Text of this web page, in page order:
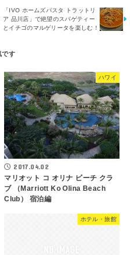
「IVO ホームズパスタ トラットリ
ア 品川店」で絶望のスパゲティー
とイチゴのマルゲリータを楽しむ！
ハワイ
2017.04.02
マリオット コ オリナ ビーチ クラ
ブ （Marriott Ko Olina Beach
Club） 宿泊編
ホテル・旅館